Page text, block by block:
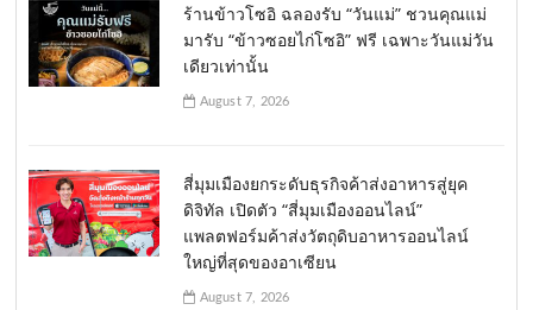
ร้านข้าวโซอิ ฉลองรับ “วันแม่” ชวนคุณแม่
มารับ “ข้าวซอยไก่โซอิ” ฟรี เฉพาะวันแม่วัน
เดียวเท่านั้น
August 7, 2026
สี่มุมเมืองยกระดับธุรกิจค้าส่งอาหารสู่ยุค
ดิจิทัล เปิดตัว “สี่มุมเมืองออนไลน์”
แพลตฟอร์มค้าส่งวัตถุดิบอาหารออนไลน์
ใหญ่ที่สุดของอาเซียน
August 7, 2026